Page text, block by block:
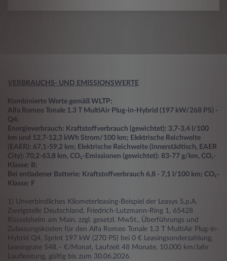
VERBRAUCHS- UND EMISSIONSWERTE
Kombinierte Werte gemäß WLTP:
Alfa Romeo Tonale 1.3 T MultiAir Plug-in-Hybrid (197 kW/268 PS) -
Q4:
Energieverbrauch: Kraftstoffverbrauch (gewichtet): 3,7-3,4 l/100
km und 12,7-12,3 kWh Strom/100 km; Elektrische Reichweite
(EAER): 67,1-59,2 km; Elektrische Reichweite (innerstädtisch, EAER
City): 70,2-63,8 km, CO₂-Emissionen (gewichtet): 83-77 g/km, CO₂-
Klasse: B;
Bei entladener Batterie: Kraftstoffverbrauch 6,8 - 7,1 l/100 km; CO₂-
Klasse: F
1) Unverbindliches Kilometerleasing-Beispiel der Leasys S.p.A.
Zweigstelle Deutschland, Friedrich-Lutzmann-Ring 1, 65428
Rüsselsheim am Main, zzgl. gesetzl. MwSt., Überführungs und
Zulassungskosten für den Alfa Romeo Tonale 1.3 T MultiAir Plug-in-
Hybrid Q4, Sprint 197 kW (270 PS) bei 0 € Leasingsonderzahlung,
Leasingrate 548,– €/Monat, Laufzeit 48 Monate, 10.000 km/Jahr
Laufleistung, gültig bis zum 30.06.2026.